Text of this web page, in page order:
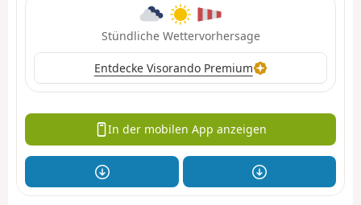
Stündliche Wettervorhersage
Entdecke Visorando Premium
In der mobilen App anzeigen